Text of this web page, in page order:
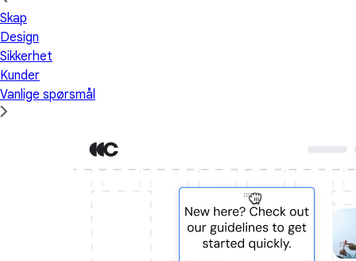
Skap
Design
Sikkerhet
Kunder
Vanlige spørsmål